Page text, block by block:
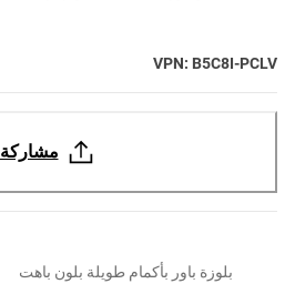
VPN: B5C8I-PCLV
مشاركة
بلوزة باور بأكمام طويلة بلون باهت